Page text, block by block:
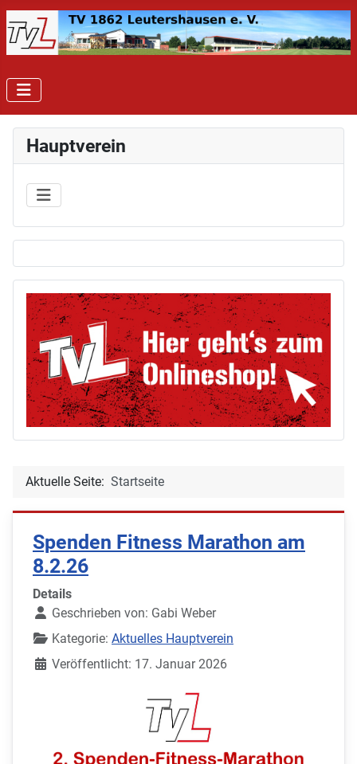
Hauptverein
Aktuelle Seite: Startseite
Spenden Fitness Marathon am
8.2.26
Details
Geschrieben von: Gabi Weber
Kategorie: Aktuelles Hauptverein
Veröffentlicht: 17. Januar 2026